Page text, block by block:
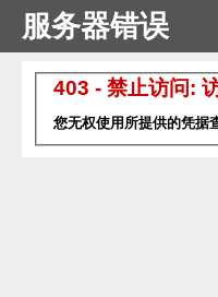
服务器错误
403 - 禁止访问:
您无权使用所提供的凭据